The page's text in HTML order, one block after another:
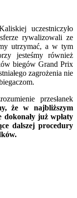
uczestniczyło
rywalizowali ze
utrzymać, a w tym
jesteśmy również
biegów Grand Prix
zagrożenia nie
przesłanek
że w najbliższym
dokonały już wpłaty
dalszej procedury